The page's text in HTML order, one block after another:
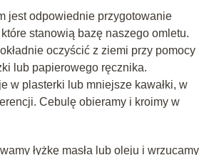
jest odpowiednie przygotowanie
stanowią bazę naszego omletu.
oczyścić z ziemi przy pomocy
lub papierowego ręcznika.
w plasterki lub mniejsze kawałki, w
Cebulę obieramy i kroimy w
łyżkę masła lub oleju i wrzucamy